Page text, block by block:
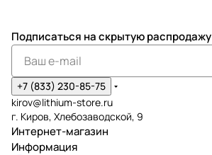
Подписаться на скрытую распродажу
+7 (833) 230-85-75
kirov@lithium-store.ru
г. Киров, Хлебозаводской, 9
Интернет-магазин
Информация